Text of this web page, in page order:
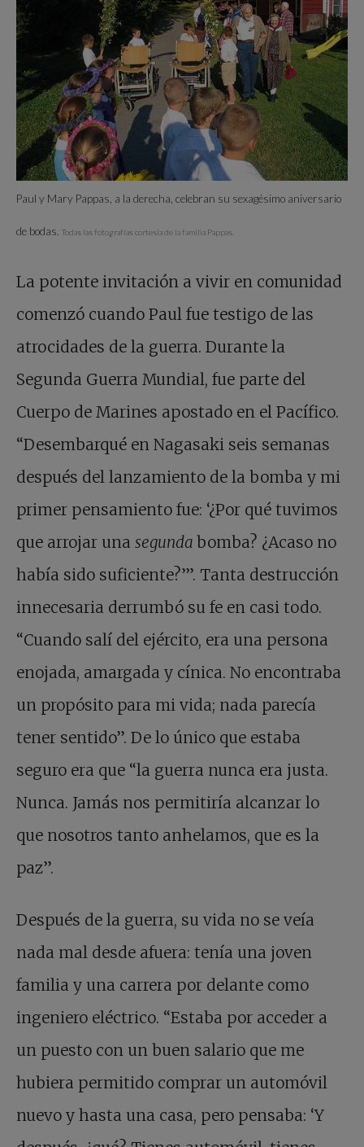
Paul y Mary Pappas, a la derecha, celebran su sexagésimo aniversario
de bodas. Todas las fotografías cortesía de la familia Pappas.
La potente invitación a vivir en comunidad
comenzó cuando Paul fue testigo de las
atrocidades de la guerra. Durante la
Segunda Guerra Mundial, fue parte del
Cuerpo de Marines apostado en el Pacífico.
“Desembarqué en Nagasaki seis semanas
después del lanzamiento de la bomba y mi
primer pensamiento fue: ‘¿Por qué tuvimos
que arrojar una segunda bomba? ¿Acaso no
había sido suficiente?’”. Tanta destrucción
innecesaria derrumbó su fe en casi todo.
“Cuando salí del ejército, era una persona
enojada, amargada y cínica. No encontraba
un propósito para mi vida; nada parecía
tener sentido”. De lo único que estaba
seguro era que “la guerra nunca era justa.
Nunca. Jamás nos permitiría alcanzar lo
que nosotros tanto anhelamos, que es la
paz”.
Después de la guerra, su vida no se veía
nada mal desde afuera: tenía una joven
familia y una carrera por delante como
ingeniero eléctrico. “Estaba por acceder a
un puesto con un buen salario que me
hubiera permitido comprar un automóvil
nuevo y hasta una casa, pero pensaba: ‘Y